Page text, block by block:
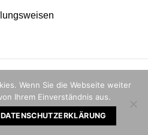
House GmbH
Wenn Sie die Webseite weiter
Ihrem Einverständnis aus.
DATENSCHUTZERKLÄRUNG